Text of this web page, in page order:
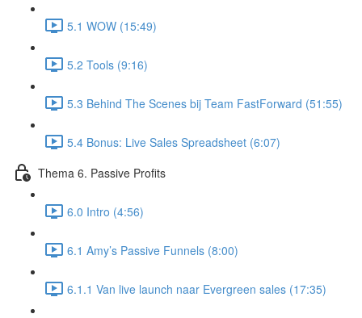
5.1 WOW (15:49)
5.2 Tools (9:16)
5.3 Behind The Scenes bij Team FastForward (51:55)
5.4 Bonus: Live Sales Spreadsheet (6:07)
Thema 6. Passive Profits
6.0 Intro (4:56)
6.1 Amy’s Passive Funnels (8:00)
6.1.1 Van live launch naar Evergreen sales (17:35)